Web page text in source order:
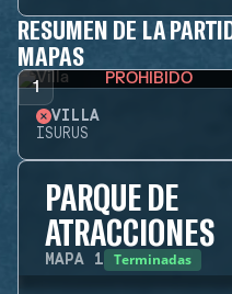
RESUMEN DE LA
MAPAS
1 PROHIBIDO
VILLA
ISURUS
PARQUE DE
ATRACCIONES
MAPA 1 Terminadas